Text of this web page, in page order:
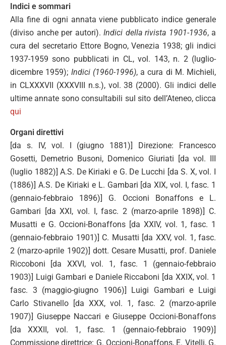
Indici e sommari
Alla fine di ogni annata viene pubblicato indice generale
(diviso anche per autori). Indici della rivista 1901-1936, a
cura del secretario Ettore Bogno, Venezia 1938; gli indici
1937-1959 sono pubblicati in CL, vol. 143, n. 2 (luglio-
dicembre 1959); Indici (1960-1996), a cura di M. Michieli,
in CLXXXVII (XXXVIII n.s.), vol. 38 (2000). Gli indici delle
ultime annate sono consultabili sul sito dell’Ateneo, clicca
qui
Organi direttivi
[da s. IV, vol. I (giugno 1881)] Direzione: Francesco
Gosetti, Demetrio Busoni, Domenico Giuriati [da vol. III
(luglio 1882)] A.S. De Kiriaki e G. De Lucchi [da S. X, vol. I
(1886)] A.S. De Kiriaki e L. Gambari [da XIX, vol. I, fasc. 1
(gennaio-febbraio 1896)] G. Occioni Bonaffons e L.
Gambari [da XXI, vol. I, fasc. 2 (marzo-aprile 1898)] C.
Musatti e G. Occioni-Bonaffons [da XXIV, vol. 1, fasc. 1
(gennaio-febbraio 1901)] C. Musatti [da XXV, vol. 1, fasc.
2 (marzo-aprile 1902)] dott. Cesare Musatti, prof. Daniele
Riccoboni [da XXVI, vol. 1, fasc. 1 (gennaio-febbraio
1903)] Luigi Gambari e Daniele Riccaboni [da XXIX, vol. 1
fasc. 3 (maggio-giugno 1906)] Luigi Gambari e Luigi
Carlo Stivanello [da XXX, vol. 1, fasc. 2 (marzo-aprile
1907)] Giuseppe Naccari e Giuseppe Occioni-Bonaffons
[da XXXII, vol. 1, fasc. 1 (gennaio-febbraio 1909)]
Commissione direttrice: G. Occioni-Bonaffons, E. Vitelli, G.